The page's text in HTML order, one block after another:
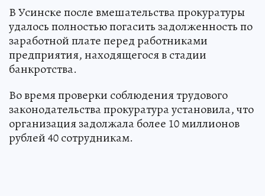
В Усинске после вмешательства прокуратуры
удалось полностью погасить задолженность по
заработной плате перед работниками
предприятия, находящегося в стадии
банкротства.
Во время проверки соблюдения трудового
законодательства прокуратура установила, что
организация задолжала более 10 миллионов
рублей 40 сотрудникам.